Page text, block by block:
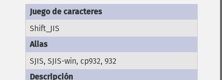
Shift_JIS
SJIS, SJIS-win, cp932, 932